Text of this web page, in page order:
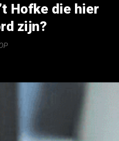
Hofke die hier
zijn?